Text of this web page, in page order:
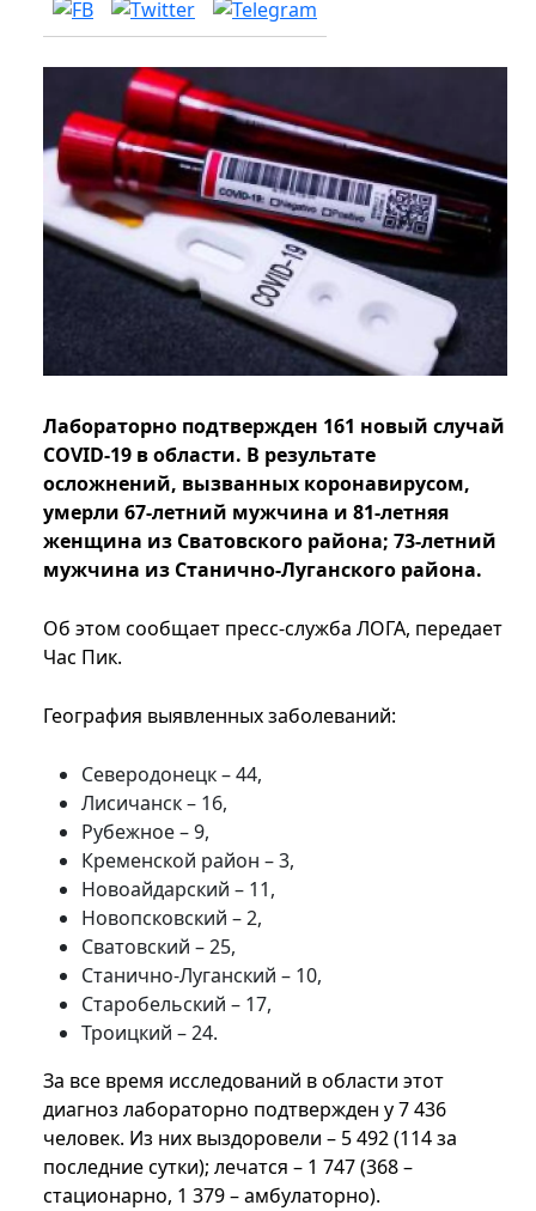
Лабораторно подтвержден 161 новый случай
COVID-19 в области. В результате
осложнений, вызванных коронавирусом,
умерли 67-летний мужчина и 81-летняя
женщина из Сватовского района; 73-летний
мужчина из Станично-Луганского района.
Об этом сообщает пресс-служба ЛОГА, передает
Час Пик.
География выявленных заболеваний:
Северодонецк – 44,
Лисичанск – 16,
Рубежное – 9,
Кременской район – 3,
Новоайдарский – 11,
Новопсковский – 2,
Сватовский – 25,
Станично-Луганский – 10,
Старобельский – 17,
Троицкий – 24.
За все время исследований в области этот
диагноз лабораторно подтвержден у 7 436
человек. Из них выздоровели – 5 492 (114 за
последние сутки); лечатся – 1 747 (368 –
стационарно, 1 379 – амбулаторно).